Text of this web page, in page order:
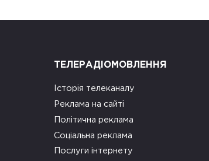
ТЕЛЕРАДІОМОВЛЕННЯ
Історія телеканалу
Реклама на сайті
Політична реклама
Соціальна реклама
Послуги інтернету